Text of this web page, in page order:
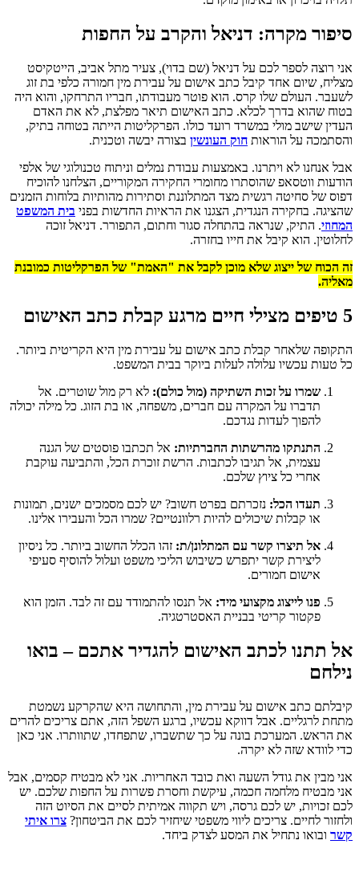
סיפור מקרה: דניאל והקרב על החפות
אני רוצה לספר לכם על דניאל (שם בדוי), צעיר מתל אביב, הייטקיסט
מצליח, שיום אחד קיבל כתב אישום על עבירת מין חמורה כלפי בת זוג
לשעבר. העולם שלו קרס. הוא פוטר מעבודתו, חבריו התרחקו, והוא היה
בטוח שהוא בדרך לכלא. כתב האישום תיאר מפלצת, לא את האדם
העדין שישב מולי במשרד רועד כולו. הפרקליטות הייתה בטוחה בתיק,
והסתמכה על הוראות חוק העונשין בצורה יבשה וטכנית.
אבל אנחנו לא ויתרנו. באמצעות עבודת נמלים וניתוח טכנולוגי של אלפי
הודעות ווטסאפ שהוסתרו מחומרי החקירה המקוריים, הצלחנו להוכיח
דפוס של סחיטה רגשית מצד המתלוננת וסתירות מהותיות בלוחות הזמנים
שהציגה. בחקירה הנגדית, הצגנו את הראיות החדשות בפני בית המשפט
המחוזי. התיק, שנראה בהתחלה סגור וחתום, התפורר. דניאל זוכה
לחלוטין. הוא קיבל את חייו בחזרה.
זה הכוח של ייצוג שלא מוכן לקבל את "האמת" של הפרקליטות כמובנת
מאליה.
5 טיפים מצילי חיים מרגע קבלת כתב האישום
התקופה שלאחר קבלת כתב אישום על עבירת מין היא הקריטית ביותר.
כל טעות עכשיו עלולה לעלות ביוקר בבית המשפט.
שמרו על זכות השתיקה (מול כולם): לא רק מול שוטרים. אל
תדברו על המקרה עם חברים, משפחה, או בת הזוג. כל מילה יכולה
להפוך לעדות נגדכם.
התנתקו מהרשתות החברתיות: אל תכתבו פוסטים של הגנה
עצמית, אל תגיבו לכתבות. הרשת זוכרת הכל, והתביעה עוקבת
אחרי כל ציוץ שלכם.
תעדו הכל: נזכרתם בפרט חשוב? יש לכם מסמכים ישנים, תמונות
או קבלות שיכולים להיות רלוונטיים? שמרו הכל והעבירו אלינו.
אל תיצרו קשר עם המתלונן/ת: זהו הכלל החשוב ביותר. כל ניסיון
ליצירת קשר יתפרש כשיבוש הליכי משפט ועלול להוסיף סעיפי
אישום חמורים.
פנו לייצוג מקצועי מיד: אל תנסו להתמודד עם זה לבד. הזמן הוא
פקטור קריטי בבניית האסטרטגיה.
אל תתנו לכתב האישום להגדיר אתכם – בואו
נילחם
קיבלתם כתב אישום על עבירת מין, והתחושה היא שהקרקע נשמטת
מתחת לרגליים. אבל דווקא עכשיו, ברגע השפל הזה, אתם צריכים להרים
את הראש. המערכת בונה על כך שתשברו, שתפחדו, שתוותרו. אני כאן
כדי לוודא שזה לא יקרה.
אני מבין את גודל השעה ואת כובד האחריות. אני לא מבטיח קסמים, אבל
אני מבטיח מלחמה חכמה, עיקשת וחסרת פשרות על החפות שלכם. יש
לכם זכויות, יש לכם גרסה, ויש תקווה אמיתית לסיים את הסיוט הזה
ולחזור לחיים. צריכים ליווי משפטי שיחזיר לכם את הביטחון? צרו איתי
קשר ובואו נתחיל את המסע לצדק ביחד.